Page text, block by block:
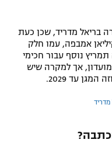
בריאל מדריד, שכן כעת
אמבפה, עמו חלק
נוסף עבור חכימי
אך למקרה שיש
עד 2029.
מדריד